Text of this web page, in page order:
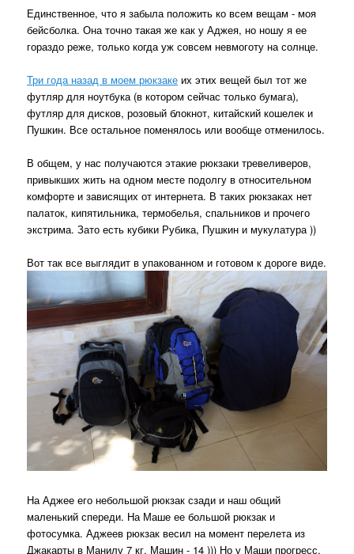
Единственное, что я забыла положить ко всем вещам - моя
бейсболка. Она точно такая же как у Аджея, но ношу я ее
гораздо реже, только когда уж совсем невмоготу на солнце.
Три года назад в моем рюкзаке их этих вещей был тот же
футляр для ноутбука (в котором сейчас только бумага),
футляр для дисков, розовый блокнот, китайский кошелек и
Пушкин. Все остальное поменялось или вообще отменилось.
В общем, у нас получаются этакие рюкзаки тревеливеров,
привыкших жить на одном месте подолгу в относительном
комфорте и зависящих от интернета. В таких рюкзаках нет
палаток, кипятильника, термобелья, спальников и прочего
экстрима. Зато есть кубики Рубика, Пушкин и мукулатура ))
Вот так все выглядит в упакованном и готовом к дороге виде.
На Аджее его небольшой рюкзак сзади и наш общий
маленький спереди. На Маше ее большой рюкзак и
фотосумка. Аджеев рюкзак весил на момент перелета из
Джакарты в Манилу 7 кг, Машин - 14 ))) Но у Маши прогресс,